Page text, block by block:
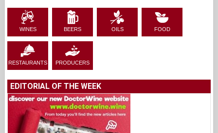
WINES BEERS OILS FOOD
RESTAURANTS PRODUCERS
EDITORIAL OF THE WEEK